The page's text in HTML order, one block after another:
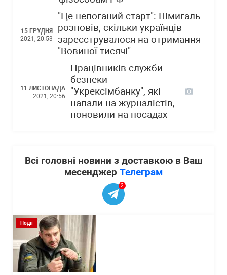
15 ГРУДНЯ
2021, 20:53
"Це непоганий старт": Шмигаль
розповів, скільки українців
зареєструвалося на отримання
"Вовиної тисячі"
11 ЛИСТОПАДА
2021, 20:56
Працівників служби
безпеки
"Укрексімбанку", які
напали на журналістів,
поновили на посадах
Всі головні новини з доставкою в Ваш
месенджер Телеграм
2
Події